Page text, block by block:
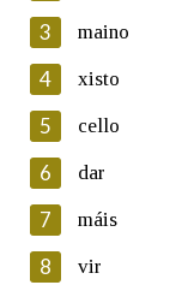
En cumprimento
Protección de
Galega informa a
electrónico, así
persoal, que estes
automatizado de
ficheiros
seu dereito de
seus datos
Lin e
3 maino
4 xisto
5 cello
6 dar
7 máis
8 vir